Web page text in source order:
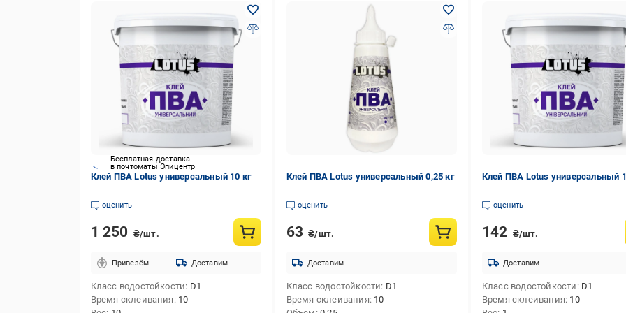
Бесплатная доставка
в почтоматы Эпицентр
Клей ПВА Lotus универсальный 10 кг
оценить
1 250 ₴/шт.
Привезём Доставим
Класс водостойкости D1
Время склеивания 10
Клей ПВА Lotus универсальный 0,25 кг
оценить
63 ₴/шт.
Доставим
Класс водостойкости D1
Время склеивания 10
Клей ПВА Lotus универсальный
оценить
142 ₴/шт.
Доставим
Класс водостойкости D1
Время склеивания 10